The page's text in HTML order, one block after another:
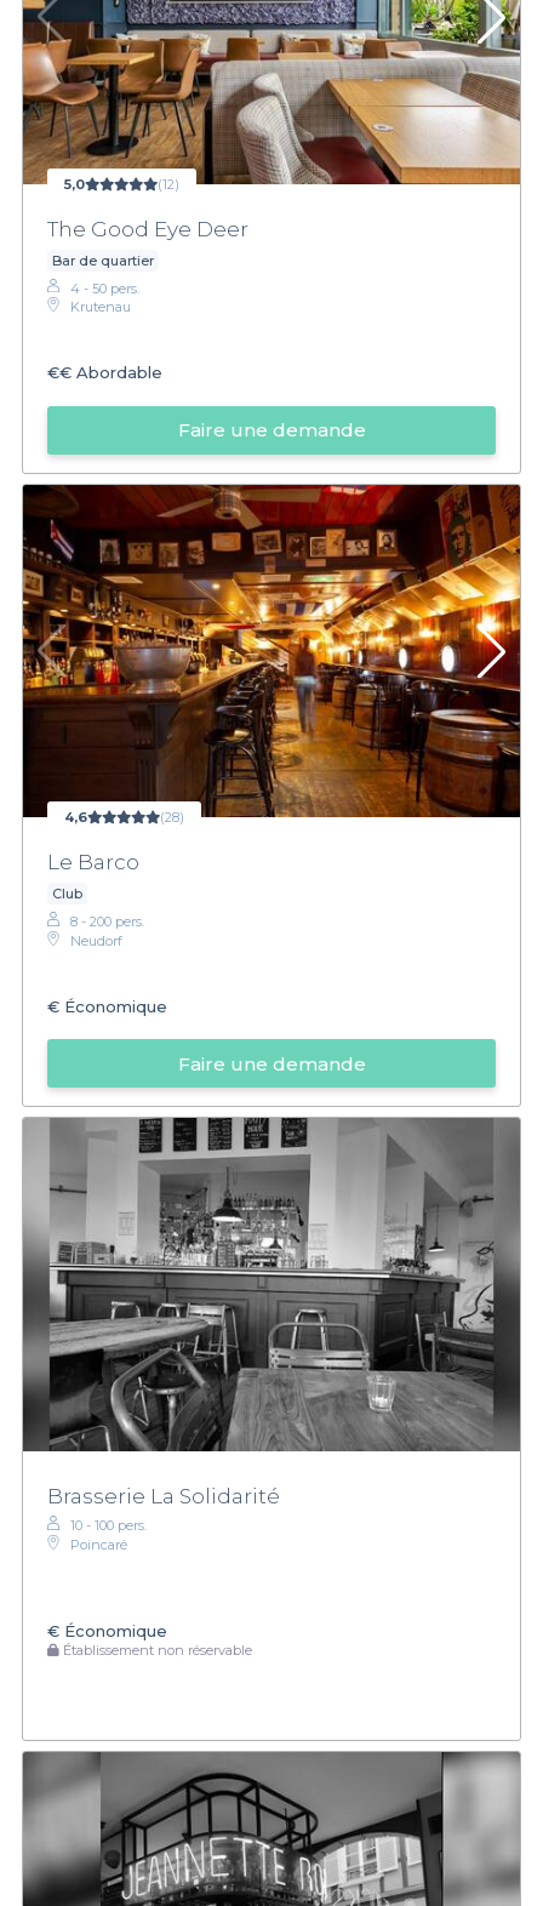
5,0 (12)
The Good Eye Deer
Bar de quartier
4 - 50 pers.
Krutenau
€€ Abordable
Faire une demande
4,6 (28)
Le Barco
Club
8 - 200 pers.
Neudorf
€ Économique
Faire une demande
Brasserie La Solidarité
10 - 100 pers.
Poincaré
€ Économique
Établissement non réservable